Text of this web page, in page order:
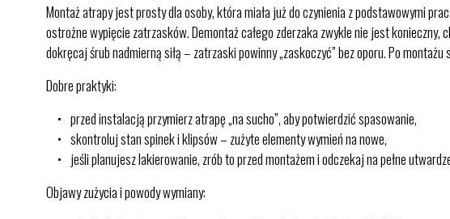
Montaż atrapy jest prosty dla osoby, która miała już do czynienia z podstawowymi
ostrożne wypięcie zatrzasków. Demontaż całego zderzaka zwykle nie jest
dokręcaj śrub nadmierną siłą – zatrzaski powinny „zaskoczyć” bez oporu. Po
Dobre praktyki:
przed instalacją przymierz atrapę „na sucho”, aby potwierdzić spasowanie,
skontroluj stan spinek i klipsów – zużyte elementy wymień na nowe,
jeśli planujesz lakierowanie, zrób to przed montażem i odczekaj na pełne
Objawy zużycia i powody wymiany: